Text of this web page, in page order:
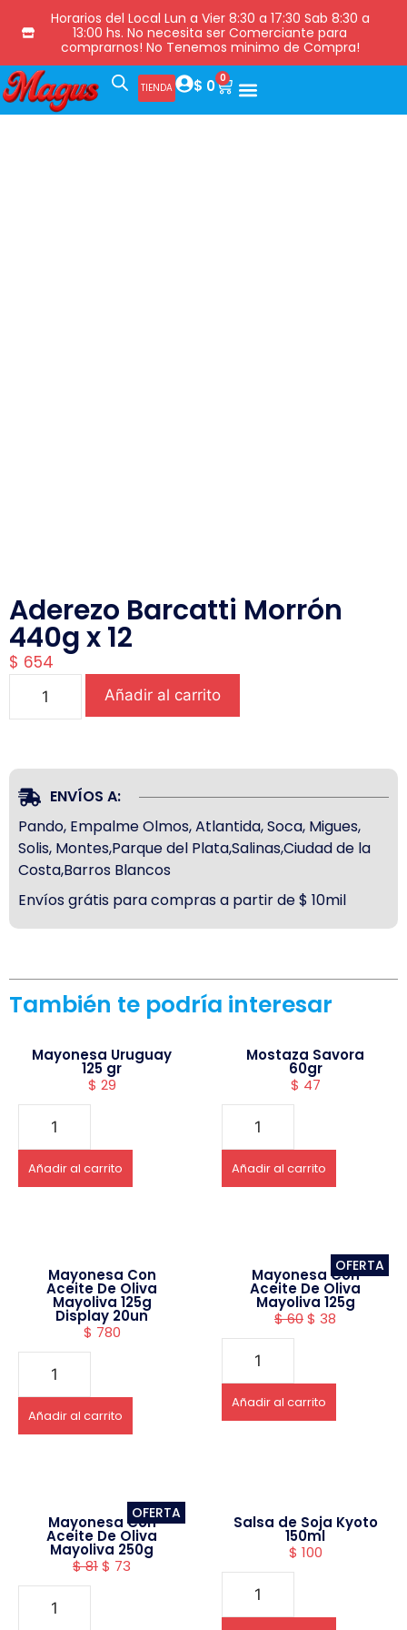
Horarios del Local Lun a Vier 8:30 a 17:30 Sab 8:30 a
13:00 hs. No necesita ser Comerciante para
comprarnos! No Tenemos minimo de Compra!
TIENDA $ 0 0
Aderezo Barcatti Morrón
440g x 12
$ 654
Añadir al carrito
ENVÍOS A:
Pando, Empalme Olmos, Atlantida, Soca, Migues,
Solis, Montes,Parque del Plata,Salinas,Ciudad de la
Costa,Barros Blancos
Envíos grátis para compras a partir de $ 10mil
También te podría interesar
Mayonesa Uruguay
125 gr
$ 29
Añadir al carrito
Mostaza Savora
60gr
$ 47
Añadir al carrito
Mayonesa Con
Aceite De Oliva
Mayoliva 125g
Display 20un
$ 780
Añadir al carrito
OFERTA
Mayonesa Con
Aceite De Oliva
Mayoliva 125g
$60$ 38
Añadir al carrito
OFERTA
Mayonesa Con
Aceite De Oliva
Mayoliva 250g
$81$ 73
Salsa de Soja Kyoto
150ml
$ 100